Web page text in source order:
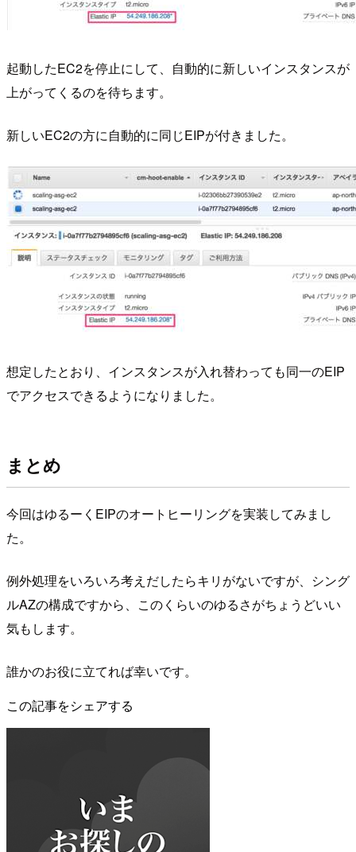
起動したEC2を停止にして、自動的に新しいインスタンスが
上がってくるのを待ちます。
新しいEC2の方に自動的に同じEIPが付きました。
想定したとおり、インスタンスが入れ替わっても同一のEIP
でアクセスできるようになりました。
まとめ
今回はゆるーくEIPのオートヒーリングを実装してみまし
た。
例外処理をいろいろ考えだしたらキリがないですが、シング
ルAZの構成ですから、このくらいのゆるさがちょうどいい
気もします。
誰かのお役に立てれば幸いです。
この記事をシェアする